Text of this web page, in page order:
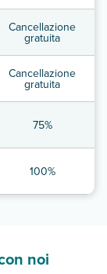
Cancellazione
gratuita
Cancellazione
gratuita
75%
100%
noi